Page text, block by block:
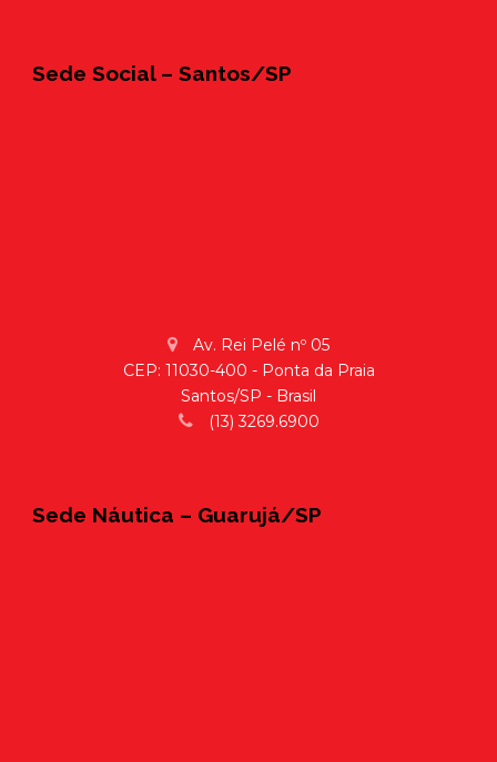
Sede Social – Santos/SP
Av. Rei Pelé nº 05
CEP: 11030-400 - Ponta da Praia
Santos/SP - Brasil
(13) 3269.6900
Sede Náutica – Guarujá/SP